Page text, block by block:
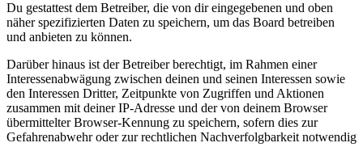
Du gestattest dem Betreiber, die von dir eingegebenen und oben
näher spezifizierten Daten zu speichern, um das Board betreiben
und anbieten zu können.
Darüber hinaus ist der Betreiber berechtigt, im Rahmen einer
Interessenabwägung zwischen deinen und seinen Interessen sowie
den Interessen Dritter, Zeitpunkte von Zugriffen und Aktionen
zusammen mit deiner IP-Adresse und der von deinem Browser
übermittelter Browser-Kennung zu speichern, sofern dies zur
Gefahrenabwehr oder zur rechtlichen Nachverfolgbarkeit notwendig